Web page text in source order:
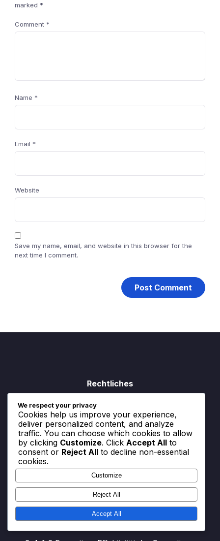
marked *
Comment *
Name *
Email *
Website
Save my name, email, and website in this browser for the
next time I comment.
Rechtliches
Kontaktieren Sie uns
Cookies und Tracking
Allgemeine Geschäftsbedingungen
Über
Neueste Beiträge
We respect your privacy
Cookies help us improve your experience,
deliver personalized content, and analyze
traffic. You can choose which cookies to allow
by clicking Customize. Click Accept All to
consent or Reject All to decline non-essential
cookies.
Customize
Reject All
Accept All